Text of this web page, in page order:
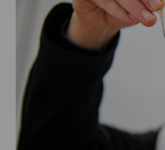
meer
over
GGD
GHOR
Nederland
blij
met